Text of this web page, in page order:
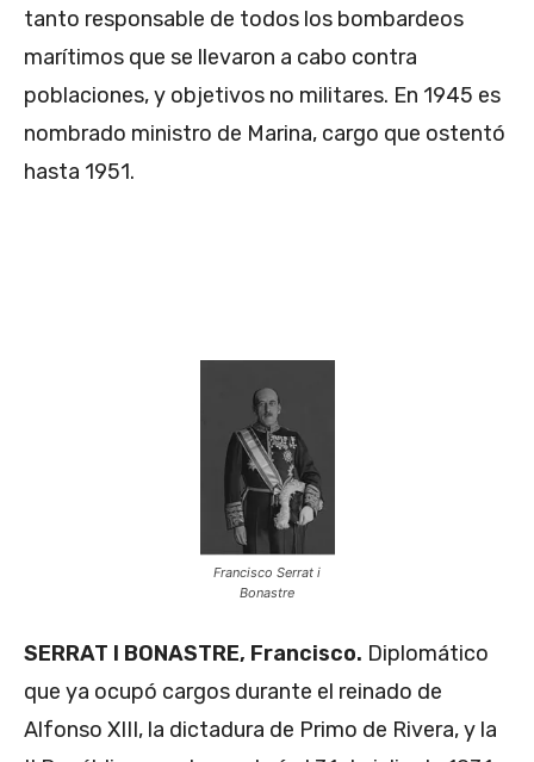
tanto responsable de todos los bombardeos
marítimos que se llevaron a cabo contra
poblaciones, y objetivos no militares. En 1945 es
nombrado ministro de Marina, cargo que ostentó
hasta 1951.
Francisco Serrat i
Bonastre
SERRAT I BONASTRE, Francisco. Diplomático
que ya ocupó cargos durante el reinado de
Alfonso XIII, la dictadura de Primo de Rivera, y la